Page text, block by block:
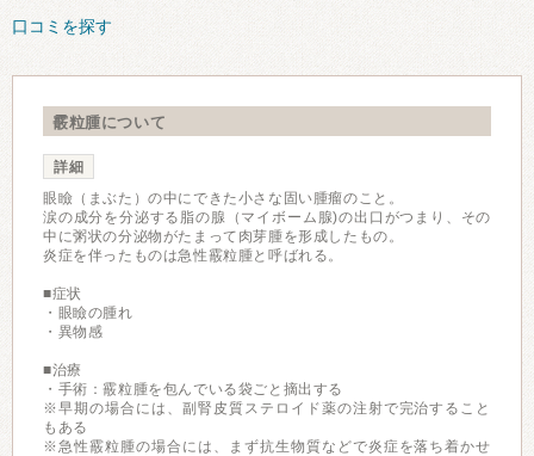
口コミを探す
霰粒腫について
詳細
眼瞼（まぶた）の中にできた小さな固い腫瘤のこと。
涙の成分を分泌する脂の腺（マイボーム腺)の出口がつまり、その
中に粥状の分泌物がたまって肉芽腫を形成したもの。
炎症を伴ったものは急性霰粒腫と呼ばれる。
■症状
・眼瞼の腫れ
・異物感
■治療
・手術：霰粒腫を包んでいる袋ごと摘出する
※早期の場合には、副腎皮質ステロイド薬の注射で完治すること
もある
※急性霰粒腫の場合には、まず抗生物質などで炎症を落ち着かせ